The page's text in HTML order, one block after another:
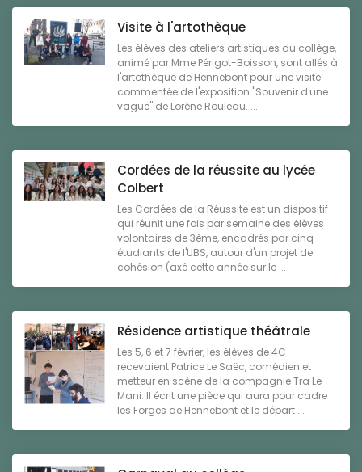
Visite à l'artothèque
Les élèves des ateliers artistiques du collège,
animé par Mme Périgot-Boisson, sont allés à
l'artothèque de Hennebont pour une visite
commentée de l'exposition "Souvenir d'une
vague" de Lorène Rouleau. ...
Cordées de la réussite au lycée
Colbert
Les Cordées de la Réussite est un dispositif
qui réunit une fois par semaine des élèves
volontaires de 3ème, encadrés par cinq
étudiants de l'UBS, autour d'un projet de
cohésion (axé cette année sur le ...
Résidence artistique théâtrale
Les 5, 6 et 7 février, les élèves de 4C
recevaient Patrice Le Saëc, comédien et
metteur en scène de la compagnie Tra Le
Mani. Il écrit une pièce qui aura pour cadre
les Forges de Hennebont et le départ ...